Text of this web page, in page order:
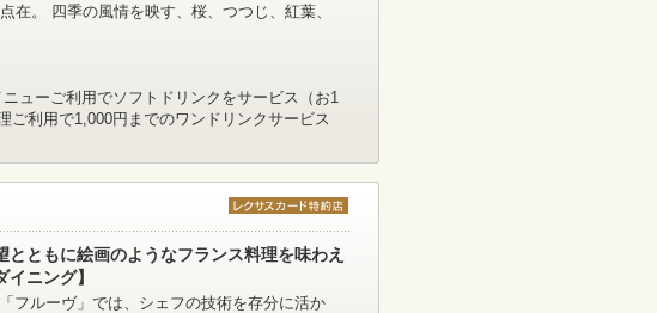
在。 四季の風情を映す、桜、つつじ、紅葉、
ニューご利用でソフトドリンクをサービス（お1
ご利用で1,000円までのワンドリンクサービス
とともに絵画のようなフランス料理を味わえ
ニング】
フルーヴ」では、シェフの技術を存分に活か